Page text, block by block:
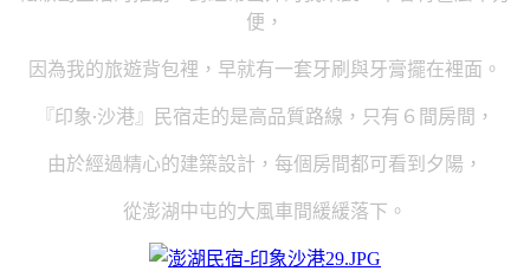
便，
因為我的旅遊背包裡，早就有一套牙刷與牙膏擺在裡面。
『印象‧沙港』民宿走的是高品質路線，只有６間房間，
由於經過精心的建築設計，每個房間都可看到夕陽，
從澎湖中屯的大風車間緩緩落下。